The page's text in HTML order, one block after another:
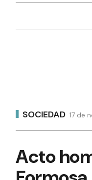
SOCIEDAD 17 de
Acto